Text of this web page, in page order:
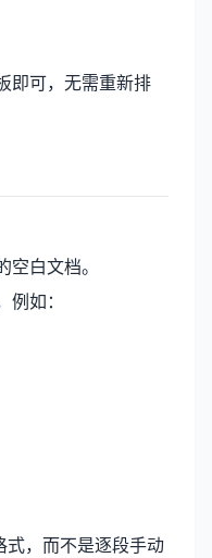
即可，无需重新排
空白文档。
如：
式，而不是逐段手动